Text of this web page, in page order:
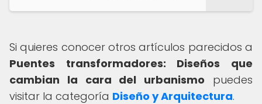
Si quieres conocer otros artículos parecidos a
Puentes transformadores: Diseños que
cambian la cara del urbanismo puedes
visitar la categoría Diseño y Arquitectura.